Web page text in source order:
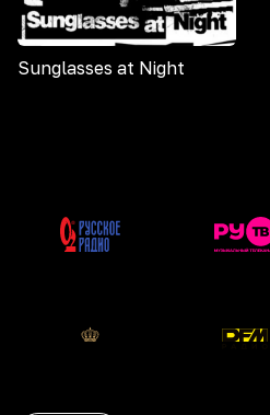
Sunglasses at Night